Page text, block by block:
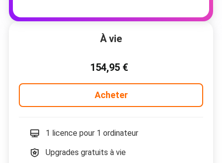
À vie
154,95 €
Acheter
1 licence pour 1 ordinateur
Upgrades gratuits à vie